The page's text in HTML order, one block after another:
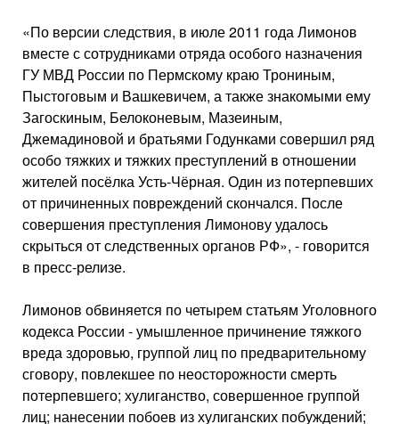
«По версии следствия, в июле 2011 года Лимонов
вместе с сотрудниками отряда особого назначения
ГУ МВД России по Пермскому краю Трониным,
Пыстоговым и Вашкевичем, а также знакомыми ему
Загоскиным, Белоконевым, Мазеиным,
Джемадиновой и братьями Годунками совершил ряд
особо тяжких и тяжких преступлений в отношении
жителей посёлка Усть-Чёрная. Один из потерпевших
от причиненных повреждений скончался. После
совершения преступления Лимонову удалось
скрыться от следственных органов РФ», - говорится
в пресс-релизе.
Лимонов обвиняется по четырем статьям Уголовного
кодекса России - умышленное причинение тяжкого
вреда здоровью, группой лиц по предварительному
сговору, повлекшее по неосторожности смерть
потерпевшего; хулиганство, совершенное группой
лиц; нанесении побоев из хулиганских побуждений;